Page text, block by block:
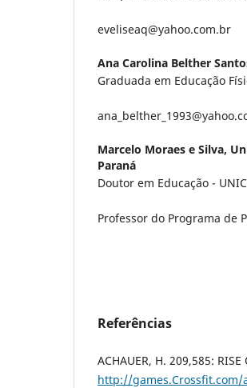
eveliseaq@yahoo.com.br
Ana Carolina Belther
Graduada em Educação
Marcelo Moraes e Silva,
Paraná
Doutor em Educação -
Professor do Programa de
Referências
ACHAUER, H. 209,585:
http://games.Crossfit.com/